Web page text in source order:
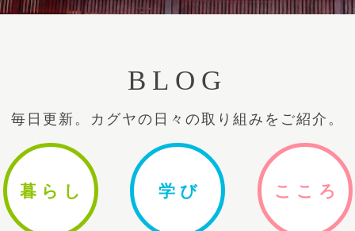
BLOG
毎日更新。カグヤの日々の取り組みをご紹介。
暮ら し 学 び ここ ろ